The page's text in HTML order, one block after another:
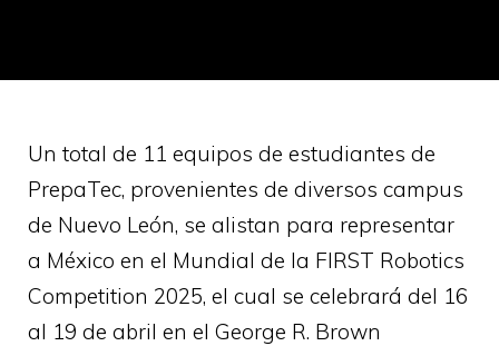
Un total de 11 equipos de estudiantes de
PrepaTec, provenientes de diversos campus
de Nuevo León, se alistan para representar
a México en el Mundial de la FIRST Robotics
Competition 2025, el cual se celebrará del 16
al 19 de abril en el George R. Brown